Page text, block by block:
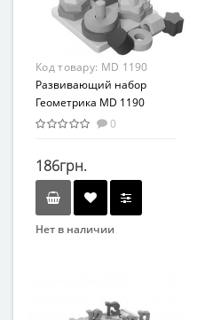
Код товару: MD 1190
Развивающий набор
Геометрика MD 1190
деревянный 0
186грн.
Нет в наличии